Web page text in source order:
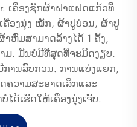
ເຄື່ອງຊັກຜ້າຝາແຝດແກ້ວທີ່
ຄື່ອງນຸ່ງ ໜັກ, ຜ້າປູບ່ອນ, ຜ້າປູ
ຫົ່ມສາມາດລ້າງໄດ້ 1 ຄັ້ງ,
ມ. ມັນບໍ່ມີທີ່ສຸດທີ່ຈະມິດງຽບ.
ານລົບກວນ. ການແບ່ງແຍກ,
ຄວາມສະອາດເລິກແລະ
ໄດ້ເຮັດໃຫ້ເຄື່ອງນຸ່ງເຈັບ.